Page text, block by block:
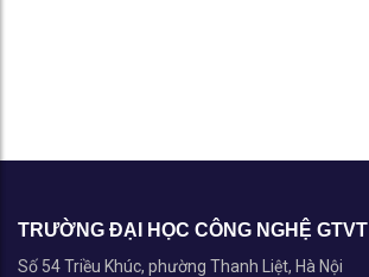
TRƯỜNG ĐẠI HỌC CÔNG NGHỆ GTVT
Số 54 Triều Khúc, phường Thanh Liệt, Hà Nội